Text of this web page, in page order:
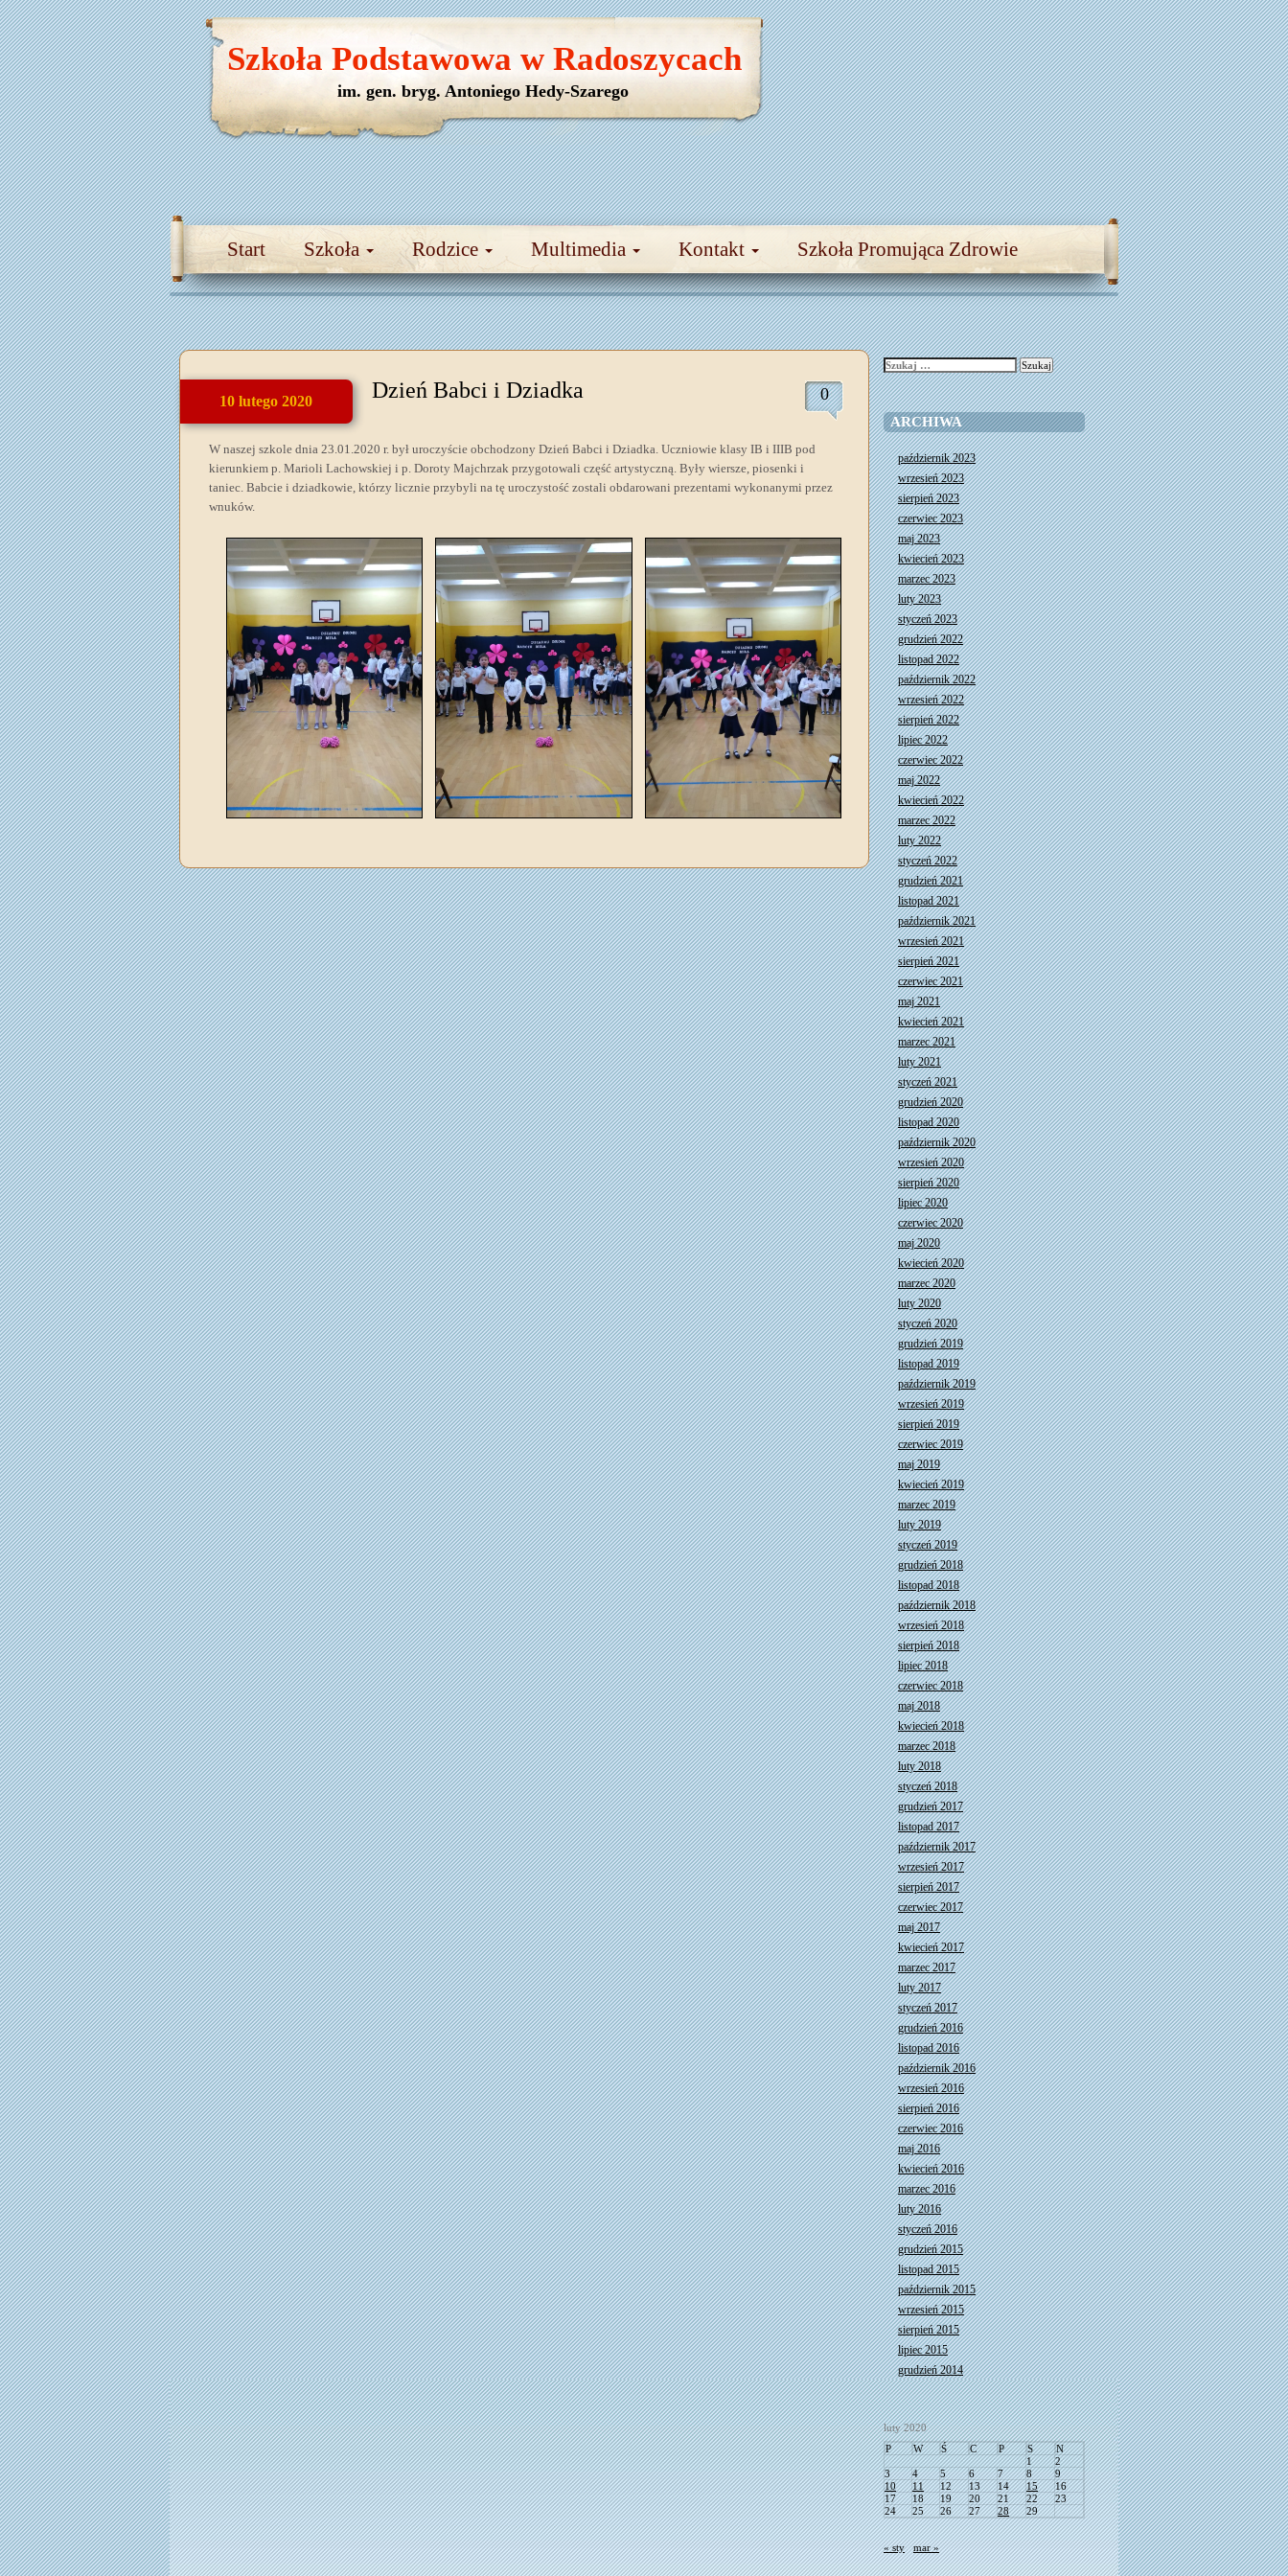
Start Szkoła Rodzice Multimedia Kontakt Szkoła Promująca Zdrowie
Szkoła Podstawowa w Radoszycach
im. gen. bryg. Antoniego Hedy-Szarego
10 lutego 2020 Dzień Babci i Dziadka 0
W naszej szkole dnia 23.01.2020 r. był uroczyście obchodzony Dzień Babci i Dziadka. Uczniowie klasy IB i IIIB pod
kierunkiem p. Marioli Lachowskiej i p. Doroty Majchrzak przygotowali część artystyczną. Były wiersze, piosenki i
taniec. Babcie i dziadkowie, którzy licznie przybyli na tę uroczystość zostali obdarowani prezentami wykonanymi przez
wnuków.
Szukaj:
ARCHIWA
październik 2023
wrzesień 2023
sierpień 2023
czerwiec 2023
maj 2023
kwiecień 2023
marzec 2023
luty 2023
styczeń 2023
grudzień 2022
listopad 2022
październik 2022
wrzesień 2022
sierpień 2022
lipiec 2022
czerwiec 2022
maj 2022
kwiecień 2022
marzec 2022
luty 2022
styczeń 2022
grudzień 2021
listopad 2021
październik 2021
wrzesień 2021
sierpień 2021
czerwiec 2021
maj 2021
kwiecień 2021
marzec 2021
luty 2021
styczeń 2021
grudzień 2020
listopad 2020
październik 2020
wrzesień 2020
sierpień 2020
lipiec 2020
czerwiec 2020
maj 2020
kwiecień 2020
marzec 2020
luty 2020
styczeń 2020
grudzień 2019
listopad 2019
październik 2019
wrzesień 2019
sierpień 2019
czerwiec 2019
maj 2019
kwiecień 2019
marzec 2019
luty 2019
styczeń 2019
grudzień 2018
listopad 2018
październik 2018
wrzesień 2018
sierpień 2018
lipiec 2018
czerwiec 2018
maj 2018
kwiecień 2018
marzec 2018
luty 2018
styczeń 2018
grudzień 2017
listopad 2017
październik 2017
wrzesień 2017
sierpień 2017
czerwiec 2017
maj 2017
kwiecień 2017
marzec 2017
luty 2017
styczeń 2017
grudzień 2016
listopad 2016
październik 2016
wrzesień 2016
sierpień 2016
czerwiec 2016
maj 2016
kwiecień 2016
marzec 2016
luty 2016
styczeń 2016
grudzień 2015
listopad 2015
październik 2015
wrzesień 2015
sierpień 2015
lipiec 2015
grudzień 2014
luty 2020
P
W Ś C P S
N
1
2
3
4 5 6 7 8
9
10
11 12 13 14 15
16
17
18 19 20 21 22
23
24
25 26 27 28 29
« sty mar »